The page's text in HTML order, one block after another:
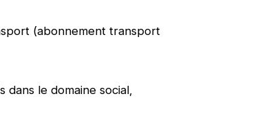
(abonnement transport
dans le domaine social,